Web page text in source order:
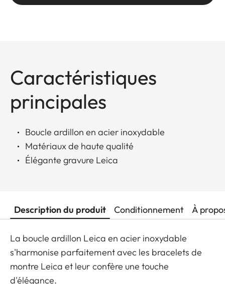
Caractéristiques
principales
Boucle ardillon en acier inoxydable
Matériaux de haute qualité
Élégante gravure Leica
Description du produit Conditionnement À
La boucle ardillon Leica en acier inoxydable
s'harmonise parfaitement avec les bracelets de
montre Leica et leur confère une touche
d'élégance.